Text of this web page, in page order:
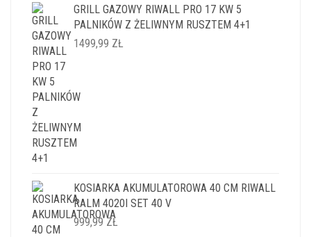
GRILL GAZOWY RIWALL PRO 17 KW 5
PALNIKÓW Z ŻELIWNYM RUSZTEM 4+1
1499,99 ZŁ
KOSIARKA AKUMULATOROWA 40 CM RIWALL
RALM 4020I SET 40 V
999,99ZŁ